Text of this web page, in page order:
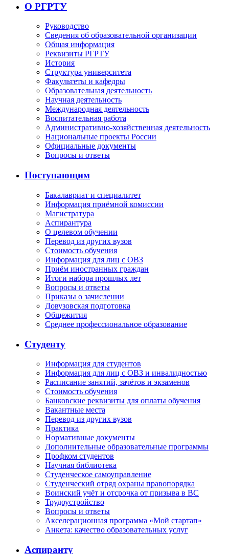
О РГРТУ
Руководство
Сведения об образовательной организации
Общая информация
Реквизиты РГРТУ
История
Структура университета
Факультеты и кафедры
Образовательная деятельность
Научная деятельность
Международная деятельность
Воспитательная работа
Административно-хозяйственная деятельность
Национальные проекты России
Официальные документы
Вопросы и ответы
Поступающим
Бакалавриат и специалитет
Информация приёмной комиссии
Магистратура
Аспирантура
О целевом обучении
Перевод из других вузов
Стоимость обучения
Информация для лиц с ОВЗ
Приём иностранных граждан
Итоги набора прошлых лет
Вопросы и ответы
Приказы о зачислении
Довузовская подготовка
Общежития
Среднее профессиональное образование
Студенту
Информация для студентов
Информация для лиц с ОВЗ и инвалидностью
Расписание занятий, зачётов и экзаменов
Стоимость обучения
Банковские реквизиты для оплаты обучения
Вакантные места
Перевод из других вузов
Практика
Нормативные документы
Дополнительные образовательные программы
Профком студентов
Научная библиотека
Студенческое самоуправление
Студенческий отряд охраны правопорядка
Воинский учёт и отсрочка от призыва в ВС
Трудоустройство
Вопросы и ответы
Акселерационная программа «Мой стартап»
Анкета: качество образовательных услуг
Аспиранту